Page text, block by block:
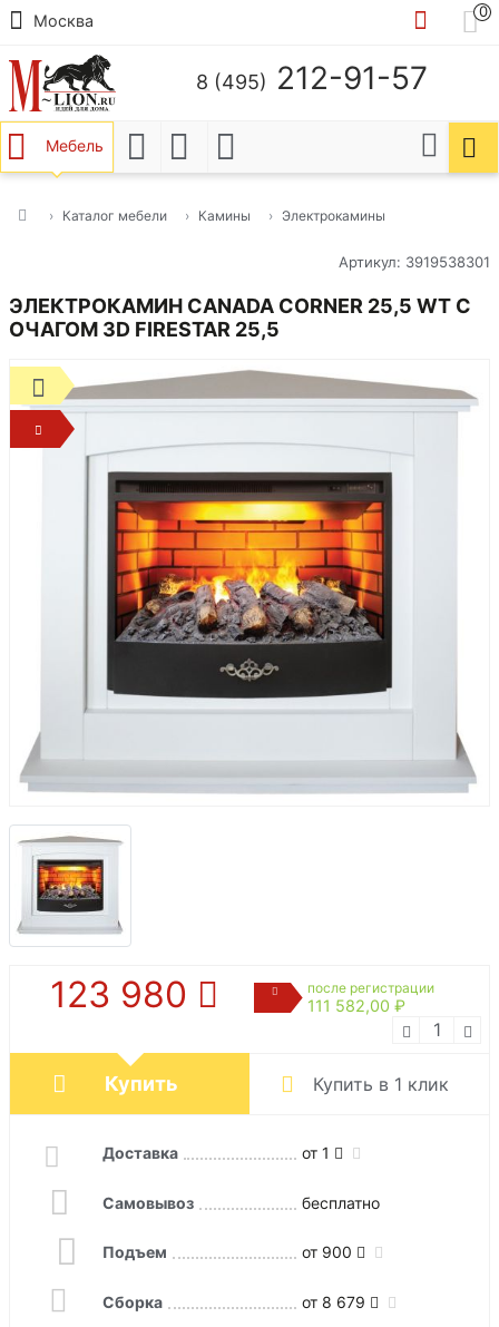
Москва
0
8 (495) 212-91-57
Мебель
Каталог мебели Камины Электрокамины
Артикул: 3919538301
ЭЛЕКТРОКАМИН CANADA CORNER 25,5 WT С
ОЧАГОМ 3D FIRESTAR 25,5
123 980 после регистрации
111 582,00 ₽
Купить Купить в 1 клик
Доставка от 1
Самовывоз бесплатно
Подъем от 900
Сборка от 8 679